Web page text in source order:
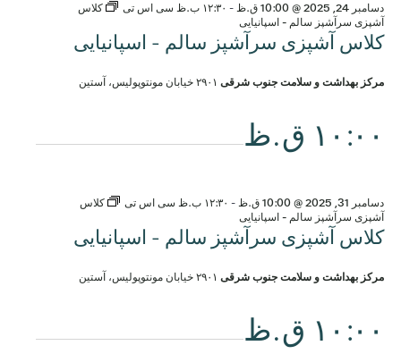
کلاس آشپزی سرآشپز سالم - اسپانیایی
دسامبر 24, 2025 @ 10:00 ق.ظ - ۱۲:۳۰ ب.ظ سی اس تی
کلاس
آشپزی سرآشپز سالم - اسپانیایی
مرکز بهداشت و سلامت جنوب شرقی ۲۹۰۱ خیابان مونتوپولیس، آستین
۱۰:۰۰ ق.ظ
کلاس آشپزی سرآشپز سالم - اسپانیایی
دسامبر 31, 2025 @ 10:00 ق.ظ - ۱۲:۳۰ ب.ظ سی اس تی
کلاس
آشپزی سرآشپز سالم - اسپانیایی
مرکز بهداشت و سلامت جنوب شرقی ۲۹۰۱ خیابان مونتوپولیس، آستین
۱۰:۰۰ ق.ظ